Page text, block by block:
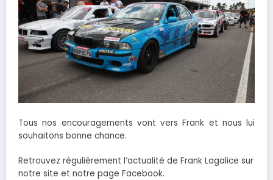
Tous nos encouragements vont vers Frank et nous lui
souhaitons bonne chance.
Retrouvez régulièrement l’actualité de Frank Lagalice sur
notre site et notre page Facebook.